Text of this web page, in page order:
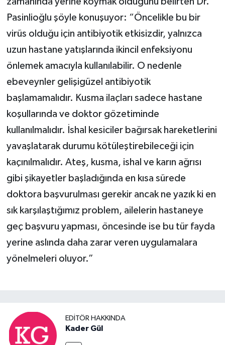
Pasinlioğlu şöyle konuşuyor: “Öncelikle bu bir
virüs olduğu için antibiyotik etkisizdir, yalnızca
uzun hastane yatışlarında ikincil enfeksiyonu
önlemek amacıyla kullanılabilir. O nedenle
ebeveynler gelişigüzel antibiyotik
başlamamalıdır. Kusma ilaçları sadece hastane
koşullarında ve doktor gözetiminde
kullanılmalıdır. İshal kesiciler bağırsak hareketlerini
yavaşlatarak durumu kötüleştirebileceği için
kaçınılmalıdır. Ateş, kusma, ishal ve karın ağrısı
gibi şikayetler başladığında en kısa sürede
doktora başvurulması gerekir ancak ne yazık ki en
sık karşılaştığımız problem, ailelerin hastaneye
geç başvuru yapması, öncesinde ise bu tür fayda
yerine aslında daha zarar veren uygulamalara
yönelmeleri oluyor.”
EDITÖR HAKKINDA
Kader Gül